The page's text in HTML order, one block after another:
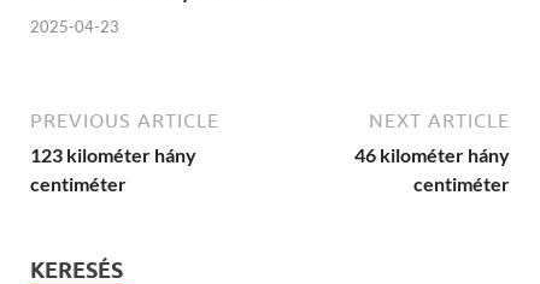
2025-04-23
PREVIOUS ARTICLE
123 kilométer hány
centiméter
NEXT ARTICLE
46 kilométer hány
centiméter
KERESÉS